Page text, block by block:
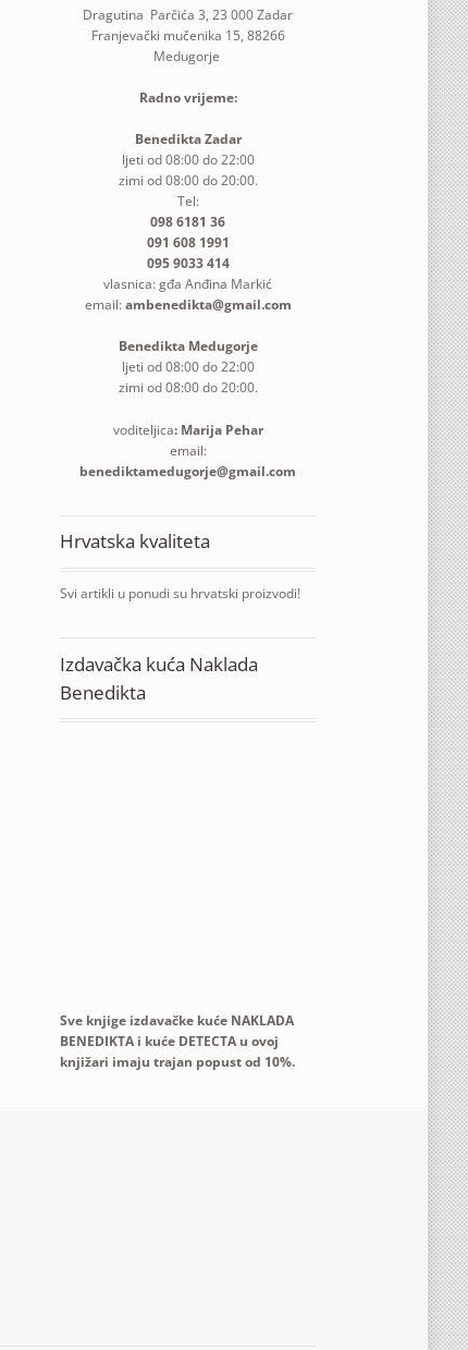
Dragutina Parčića 3, 23 000 Zadar
Franjevački mučenika 15, 88266
Medugorje
Radno vrijeme:
Benedikta Zadar
ljeti od 08:00 do 22:00
zimi od 08:00 do 20:00.
Tel:
098 6181 36
091 608 1991
095 9033 414
vlasnica: gđa Anđina Markić
email:ambenedikta@gmail.com
Benedikta Medugorje
ljeti od 08:00 do 22:00
zimi od 08:00 do 20:00.
voditeljica: Marija Pehar
email:
benediktamedugorje@gmail.com
Hrvatska kvaliteta
Svi artikli u ponudi su hrvatski proizvodi!
Izdavačka kuća Naklada
Benedikta
Sve knjige izdavačke kuće NAKLADA
BENEDIKTA i kuće DETECTA u ovoj
knjižari imaju trajan popust od 10%.